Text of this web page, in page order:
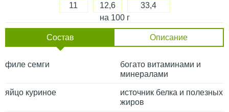
11
12,6
33,4
на 100 г
Состав Описание
филе семги
богато витаминами и
минералами
яйцо куриное
источник белка и полезных
жиров